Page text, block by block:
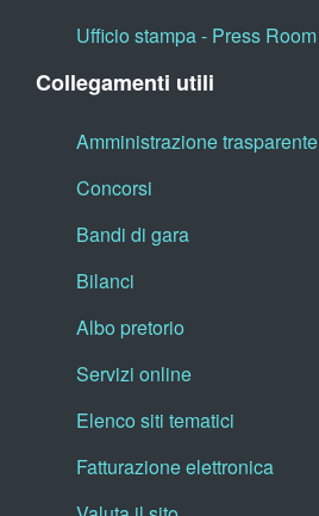
Ufficio stampa - Press Room
Collegamenti utili
Amministrazione trasparente
Concorsi
Bandi di gara
Bilanci
Albo pretorio
Servizi online
Elenco siti tematici
Fatturazione elettronica